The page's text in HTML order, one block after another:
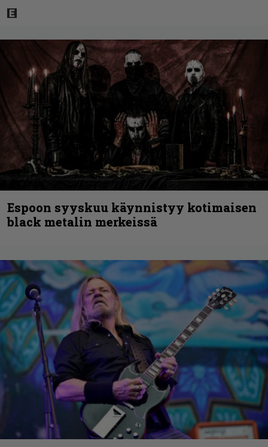
Espoon syyskuu käynnistyy kotimaisen
black metalin merkeissä